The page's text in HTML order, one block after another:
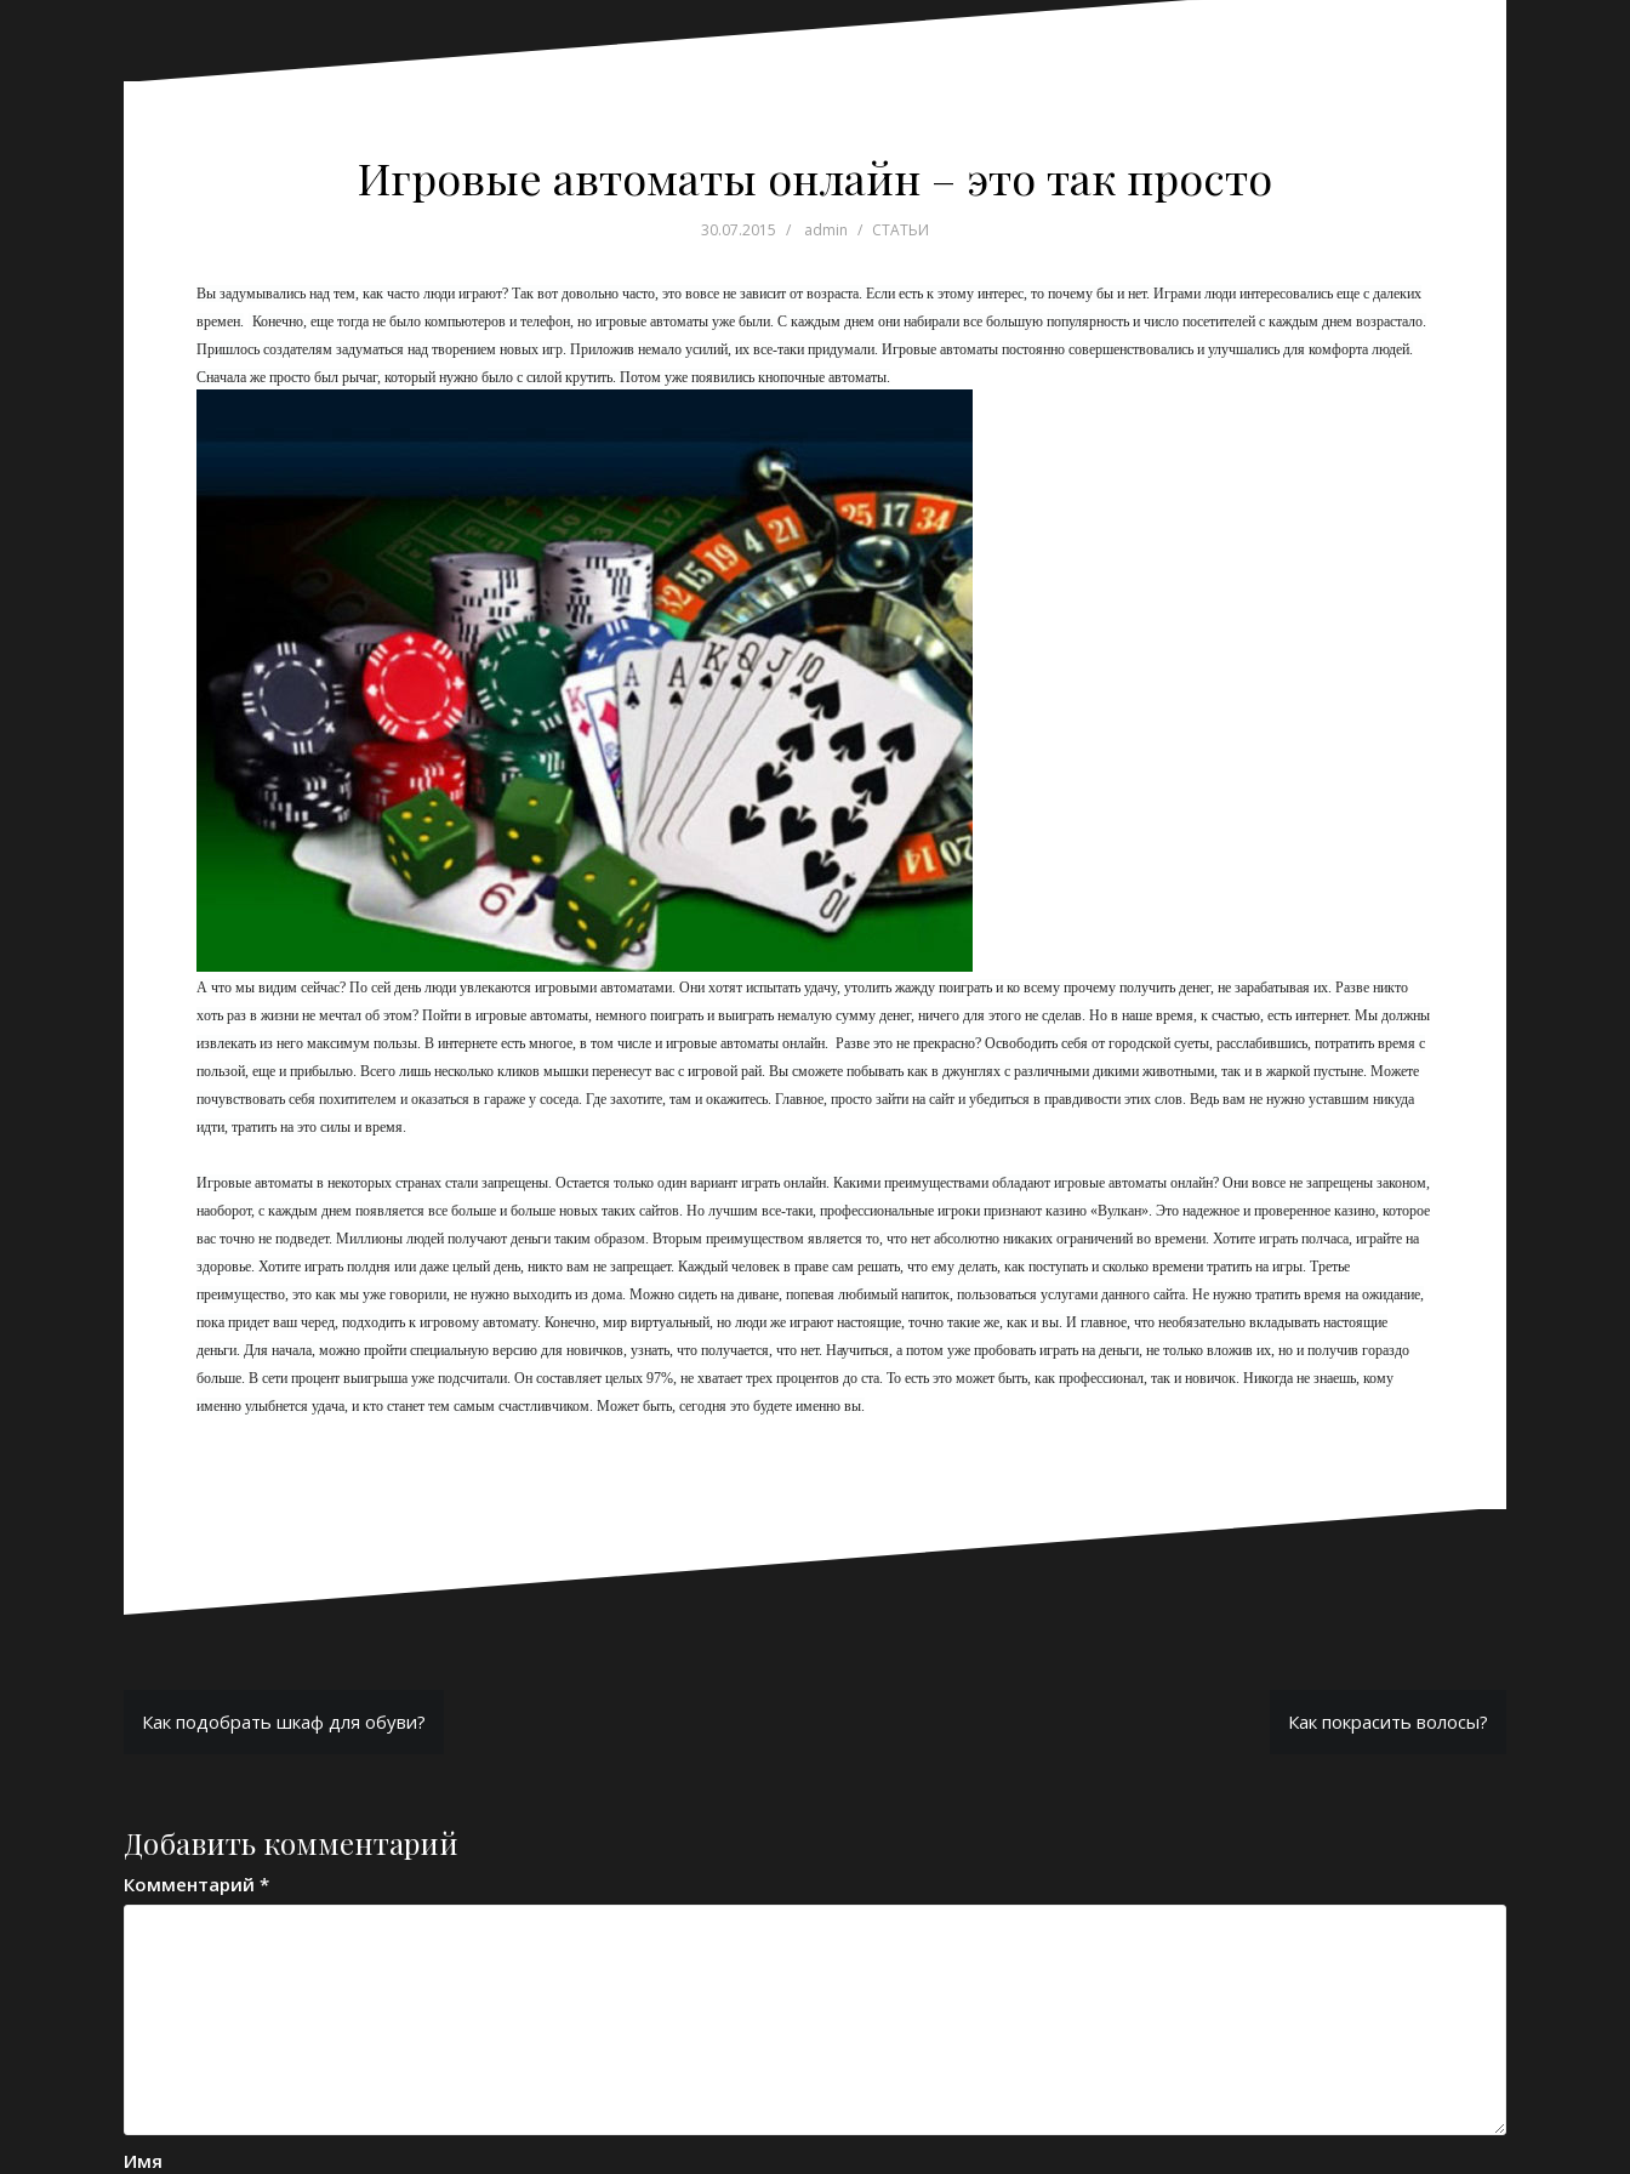
Игровые автоматы онлайн – это так просто
30.07.2015 admin СТАТЬИ
Вы задумывались над тем, как часто люди играют? Так вот довольно часто, это вовсе не зависит от возраста. Если есть к этому интерес, то почему бы и нет. Играми люди интересовались еще с далеких
времен. Конечно, еще тогда не было компьютеров и телефон, но игровые автоматы уже были. С каждым днем они набирали все большую популярность и число посетителей с каждым днем возрастало.
Пришлось создателям задуматься над творением новых игр. Приложив немало усилий, их все-таки придумали. Игровые автоматы постоянно совершенствовались и улучшались для комфорта людей.
Сначала же просто был рычаг, который нужно было с силой крутить. Потом уже появились кнопочные автоматы.
А что мы видим сейчас? По сей день люди увлекаются игровыми автоматами. Они хотят испытать удачу, утолить жажду поиграть и ко всему прочему получить денег, не зарабатывая их. Разве никто
хоть раз в жизни не мечтал об этом? Пойти в игровые автоматы, немного поиграть и выиграть немалую сумму денег, ничего для этого не сделав. Но в наше время, к счастью, есть интернет. Мы должны
извлекать из него максимум пользы. В интернете есть многое, в том числе и игровые автоматы онлайн. Разве это не прекрасно? Освободить себя от городской суеты, расслабившись, потратить время с
пользой, еще и прибылью. Всего лишь несколько кликов мышки перенесут вас с игровой рай. Вы сможете побывать как в джунглях с различными дикими животными, так и в жаркой пустыне. Можете
почувствовать себя похитителем и оказаться в гараже у соседа. Где захотите, там и окажитесь. Главное, просто зайти на сайт и убедиться в правдивости этих слов. Ведь вам не нужно уставшим никуда
идти, тратить на это силы и время.
Игровые автоматы в некоторых странах стали запрещены. Остается только один вариант играть онлайн. Какими преимуществами обладают игровые автоматы онлайн? Они вовсе не запрещены законом,
наоборот, с каждым днем появляется все больше и больше новых таких сайтов. Но лучшим все-таки, профессиональные игроки признают казино «Вулкан». Это надежное и проверенное казино, которое
вас точно не подведет. Миллионы людей получают деньги таким образом. Вторым преимуществом является то, что нет абсолютно никаких ограничений во времени. Хотите играть полчаса, играйте на
здоровье. Хотите играть полдня или даже целый день, никто вам не запрещает. Каждый человек в праве сам решать, что ему делать, как поступать и сколько времени тратить на игры. Третье
преимущество, это как мы уже говорили, не нужно выходить из дома. Можно сидеть на диване, попевая любимый напиток, пользоваться услугами данного сайта. Не нужно тратить время на ожидание,
пока придет ваш черед, подходить к игровому автомату. Конечно, мир виртуальный, но люди же играют настоящие, точно такие же, как и вы. И главное, что необязательно вкладывать настоящие
деньги. Для начала, можно пройти специальную версию для новичков, узнать, что получается, что нет. Научиться, а потом уже пробовать играть на деньги, не только вложив их, но и получив гораздо
больше. В сети процент выигрыша уже подсчитали. Он составляет целых 97%, не хватает трех процентов до ста. То есть это может быть, как профессионал, так и новичок. Никогда не знаешь, кому
именно улыбнется удача, и кто станет тем самым счастливчиком. Может быть, сегодня это будете именно вы.
Навигация
Как подобрать шкаф для обуви? Как покрасить волосы?
Добавить комментарий
Комментарий *
Имя